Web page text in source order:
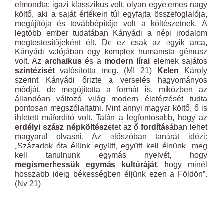
elmondta: igazi klasszikus volt, olyan egyetemes nagy
költő, aki a saját értékein túl egyfajta összefoglalója,
megújítója és továbbépítője volt a költészetnek. A
legtöbb ember tudatában Kányádi a népi irodalom
megtestesítőjeként élt. De ez csak az egyik arca,
Kányádi valójában egy komplex humanista géniusz
volt. Az archaikusés a modern lírai elemek sajátos
szintézisét valósította meg. (MI 21) Kelen Károly
szerint Kányádi őrizte a verselés hagyományos
módját, de megújította a formát is, miközben az
állandóan változó világ modern életérzését tudta
pontosan megszólaltatni. Mint annyi magyar költő, ő is
ihletett műfordító volt. Talán a legfontosabb, hogy az
erdélyi szász népköltészetet az őfordításában lehet
magyarul olvasni. Az előszóban tanárát idézi:
„Századok óta élünk együtt, együtt kell élnünk, meg
kell tanulnunk egymás nyelvét, hogy
megismerhessük egymás kultúráját, hogy minél
hosszabb ideig békességben éljünk ezen a Földön”.
(Nv 21)